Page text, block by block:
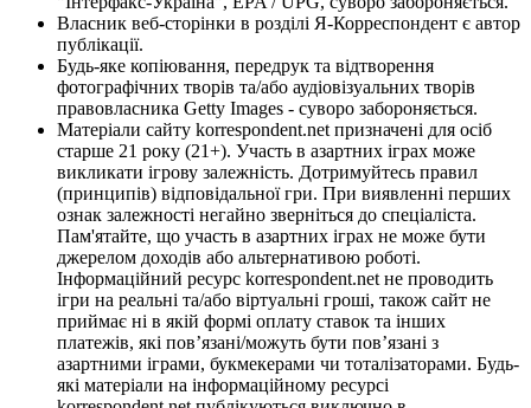
Власник веб-сторінки в розділі Я-Корреспондент є автор
публікації.
Будь-яке копіювання, передрук та відтворення
фотографічних творів та/або аудіовізуальних творів
правовласника Getty Images - суворо забороняється.
Матеріали сайту korrespondent.net призначені для осіб
старше 21 року (21+). Участь в азартних іграх може
викликати ігрову залежність. Дотримуйтесь правил
(принципів) відповідальної гри. При виявленні перших
ознак залежності негайно зверніться до спеціаліста.
Пам'ятайте, що участь в азартних іграх не може бути
джерелом доходів або альтернативою роботі.
Інформаційний ресурс korrespondent.net не проводить
ігри на реальні та/або віртуальні гроші, також сайт не
приймає ні в якій формі оплату ставок та інших
платежів, які пов’язані/можуть бути пов’язані з
азартними іграми, букмекерами чи тоталізаторами. Будь-
які матеріали на інформаційному ресурсі